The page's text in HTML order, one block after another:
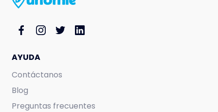
AYUDA
Contáctanos
Blog
Preguntas frecuentes